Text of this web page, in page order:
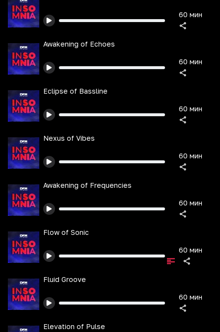
60 мин
Awakening of Echoes
60 мин
Eclipse of Bassline
60 мин
Nexus of Vibes
60 мин
Awakening of Frequencies
60 мин
Flow of Sonic
60 мин
Fluid Groove
60 мин
Elevation of Pulse